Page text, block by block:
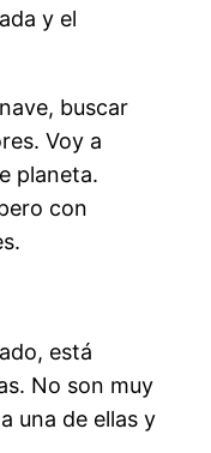
y el
buscar
Voy a
planeta.
con
está
No son muy
una de ellas y